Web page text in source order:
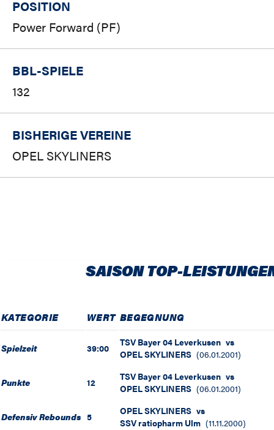
POSITION
Power Forward (PF)
BBL-SPIELE
132
BISHERIGE VEREINE
OPEL SKYLINERS
SAISON TOP-
KATEGORIE WERT BEGEGNUNG
Spielzeit 39:00 TSV Bayer 04 Leverkusen vs
OPEL SKYLINERS (06.01.2001)
Punkte 12 TSV Bayer 04 Leverkusen vs
OPEL SKYLINERS (06.01.2001)
Defensiv Rebounds 5 OPEL SKYLINERS vs
SSV ratiopharm Ulm (11.11.2000)